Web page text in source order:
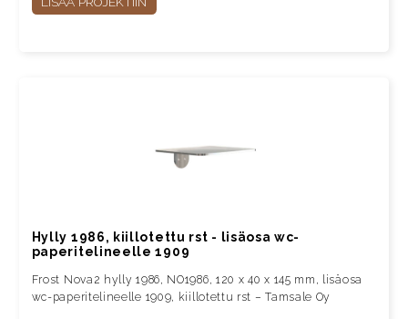
Hylly 1986, kiillotettu rst - lisäosa wc-
paperitelineelle 1909
Frost Nova2 hylly 1986, NO1986, 120 x 40 x 145 mm, lisäosa
wc-paperitelineelle 1909, kiillotettu rst – Tamsale Oy